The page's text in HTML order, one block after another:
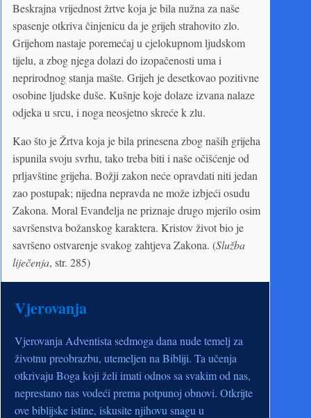
Beskrajna vrijednost žrtve koja je bila nužna za naše
spasenje otkriva činjenicu da je grijeh strahovito zlo.
Grijehom nastaje poremećaj u cjelokupnom ljudskom
tijelu, a zbog njega dolazi do izopačenosti uma i
neprirodnog stanja mašte. Grijeh je desetkovao pozitivne
osobine ljudske duše. Kušnje koje dolaze izvana nalaze
odjeka u srcu, i noga neosjetno skreće k zlu.
Kao što je Žrtva koja je bila prinesena zbog naših grijeha
ispunila svoju svrhu, tako treba biti i naše očišćenje od
prljavštine grijeha. Božji zakon neće opravdati niti jedan
zao postupak; nijedna nepravda ne može izbjeći osudu
Zakona. Moral Evanđelja ne priznaje drugo mjerilo osim
savršenstva božanskog karaktera. Kristov život bio je
savršeno ostvarenje svakog zahtjeva Zakona. (Služba
liječenja, str. 285)
Vjerovanja
Vjerovanja Adventista sedmoga dana nude temelj za
životnu preobrazbu, utemeljen na Bibliji. Ta učenja
otkrivaju Boga koji želi imati odnos sa svakim od nas,
neprestano nas vodeći prema potpunoj obnovi. Otkrijte
ove biblijske istine, iskusite njihovu snagu u